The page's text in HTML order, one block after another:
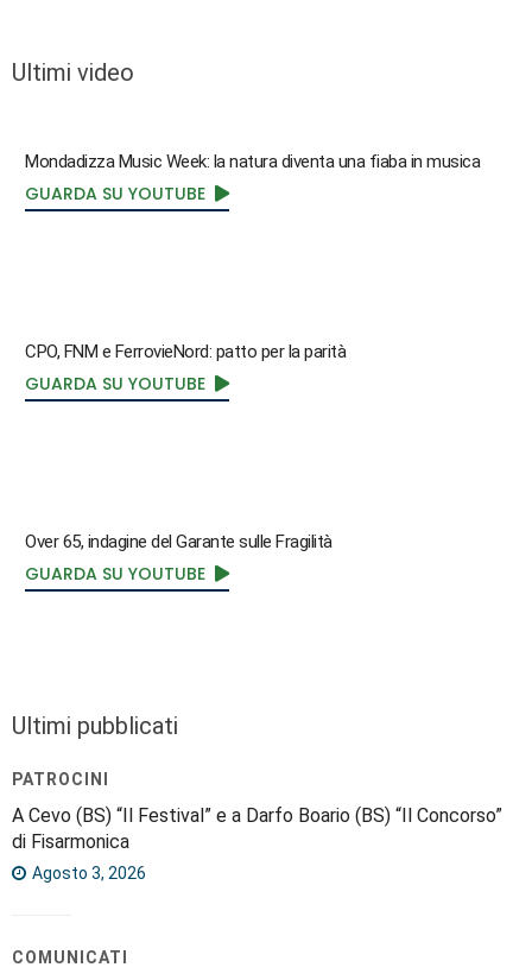
Ultimi video
Mondadizza Music Week: la natura diventa una fiaba in musica
GUARDA SU YOUTUBE
CPO, FNM e FerrovieNord: patto per la parità
GUARDA SU YOUTUBE
Over 65, indagine del Garante sulle Fragilità
GUARDA SU YOUTUBE
Ultimi pubblicati
PATROCINI
A Cevo (BS) “Il Festival” e a Darfo Boario (BS) “Il Concorso”
di Fisarmonica
Agosto 3, 2026
COMUNICATI